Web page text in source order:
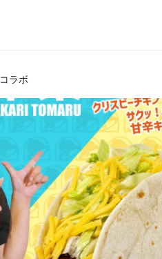
コラボ